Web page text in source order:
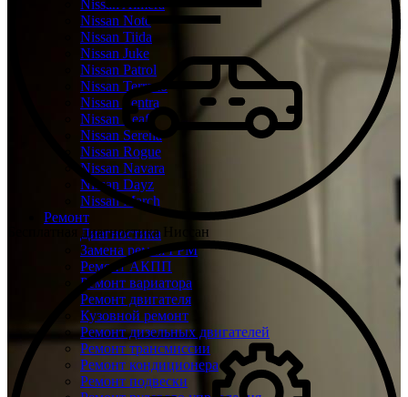
Nissan Almera
Nissan Note
Nissan Tiida
Nissan Juke
Nissan Patrol
Nissan Terrano
Nissan Sentra
Nissan Leaf
Nissan Serena
Nissan Rogue
Nissan Navara
Nissan Dayz
Nissan March
Ремонт
Диагностика
Замена ремня ГРМ
Ремонт АКПП
Ремонт вариатора
Ремонт двигателя
Кузовной ремонт
Ремонт дизельных двигателей
Ремонт трансмиссии
Ремонт кондиционера
Ремонт подвески
Бесплатная диагностика Ниссан